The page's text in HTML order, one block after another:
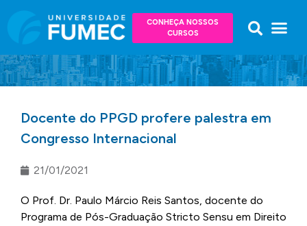
CONHEÇA NOSSOS
CURSOS
Docente do PPGD profere palestra em
Congresso Internacional
21/01/2021
O Prof. Dr. Paulo Márcio Reis Santos, docente do
Programa de Pós-Graduação Stricto Sensu em Direito